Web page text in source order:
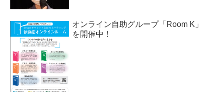
オンライン自助グループ「Room K」
を開催中！